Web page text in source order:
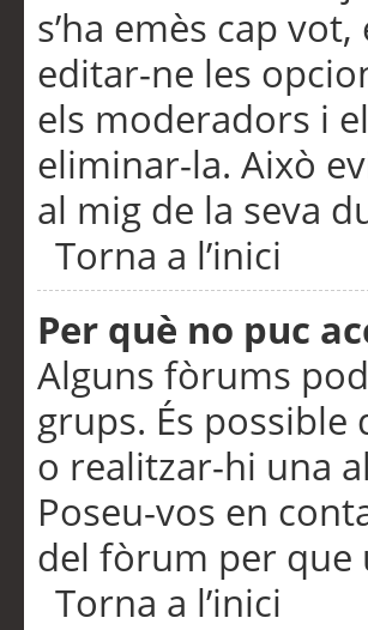
s’ha emès cap
editar-ne les
els moderadors i
eliminar-la. Això
al mig de la seva
Torna a l’inici
Per què no puc
Alguns fòrums
grups. És
o realitzar-hi una
Poseu-vos en
del fòrum per que
Torna a l’inici